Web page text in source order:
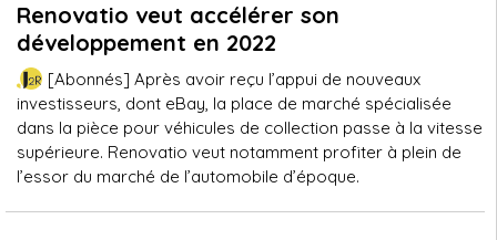
Renovatio veut accélérer son
développement en 2022
[Abonnés] Après avoir reçu l’appui de nouveaux
investisseurs, dont eBay, la place de marché spécialisée
dans la pièce pour véhicules de collection passe à la vitesse
supérieure. Renovatio veut notamment profiter à plein de
l’essor du marché de l’automobile d’époque.